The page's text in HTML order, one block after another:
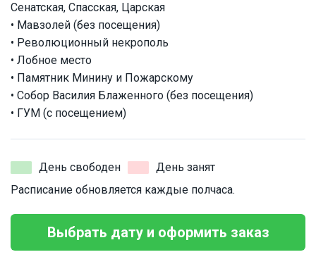
Сенатская, Спасская, Царская
• Мавзолей (без посещения)
• Революционный некрополь
• Лобное место
• Памятник Минину и Пожарскому
• Собор Василия Блаженного (без посещения)
• ГУМ (с посещением)
День свободен
День занят
Расписание обновляется каждые полчаса.
Выбрать дату и оформить заказ